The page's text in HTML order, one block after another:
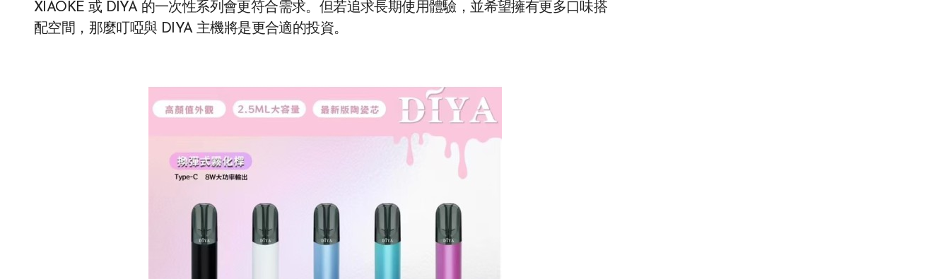
XIAOKE 或 DIYA 的一次性系列會更符合需求。但若追求長期使用體驗，並希望擁有更多口味搭
配空間，那麼叮啞與 DIYA 主機將是更合適的投資。